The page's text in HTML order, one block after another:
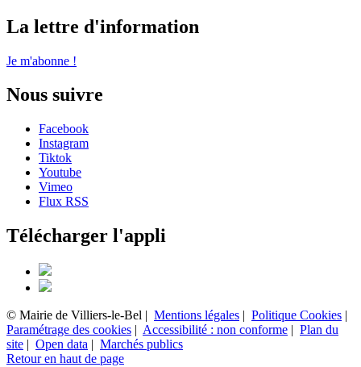
La lettre d'information
Je m'abonne !
Nous suivre
Facebook
Instagram
Tiktok
Youtube
Vimeo
Flux RSS
Télécharger l'appli
© Mairie de Villiers-le-Bel | Mentions légales | Politique Cookies |
Paramétrage des cookies | Accessibilité : non conforme | Plan du
site | Open data | Marchés publics
Retour en haut de page